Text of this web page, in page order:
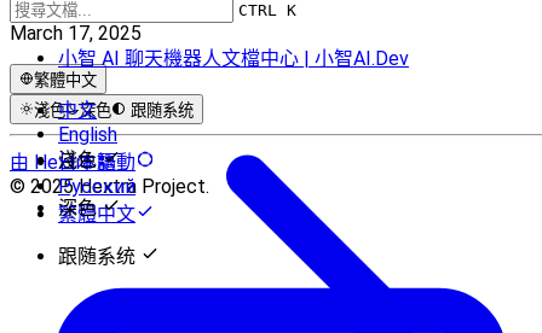
CTRL K
小智 AI 聊天機器人文檔中心 | 小智AI.Dev
March 17, 2025
繁體中文
中文
English
日本語
Русский
繁體中文
淺色 深色 跟随系统
淺色
深色
跟随系统
由 Hextra 驅動
© 2025 Hextra Project.